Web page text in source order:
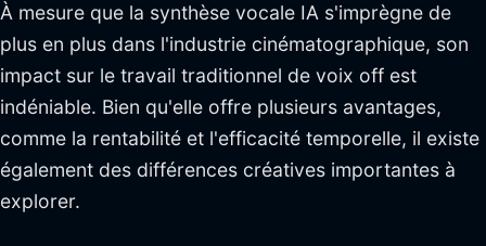
À mesure que la synthèse vocale IA s'imprègne de
plus en plus dans l'industrie cinématographique, son
impact sur le travail traditionnel de voix off est
indéniable. Bien qu'elle offre plusieurs avantages,
comme la rentabilité et l'efficacité temporelle, il existe
également des différences créatives importantes à
explorer.